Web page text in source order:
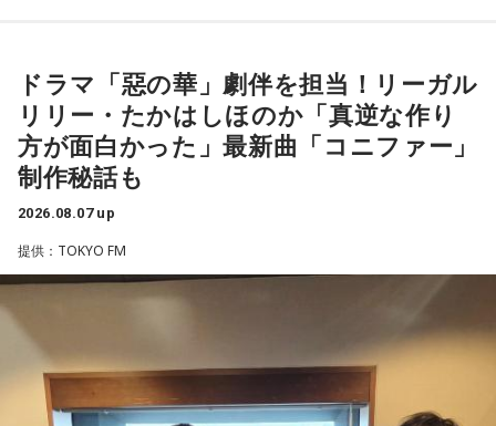
盛りだくさんの内容でお届けする一夜限りの特別番組『中島
健人のオールナイトニッポン』は8月14日(金)25時からニッポ
ン放送をキーステーションに全国ネットで放送。
◎メールテーマ『鬼事』
TVアニメ『逃げ上手の若君』第2期オープニングテーマ「鬼
事」。中島健人はこの「鬼事」を「日々のイラッとした出来
事」や「心がザワザワした、モヤモヤした事」を表す言葉と
してカジュアルに使っています。そんな、あなたの周りで起
ドラマ「惡の華」劇伴を担当！リーガル
リリー・たかはしほのか「真逆な作り
方が面白かった」最新曲「コニファー」
制作秘話も
2026.08.07 up
提供：TOKYO FM